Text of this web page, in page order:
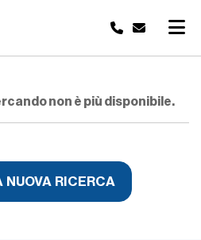
non è più disponibile.
NUOVA RICERCA